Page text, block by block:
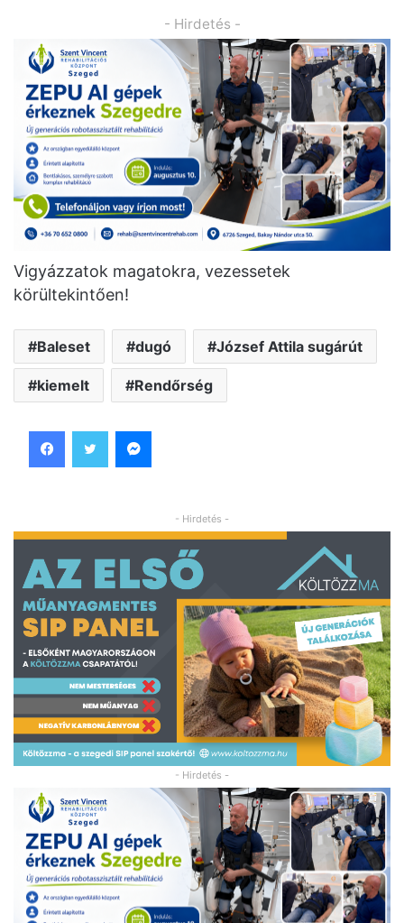
- Hirdetés -
Vigyázzatok magatokra, vezessetek
körültekintően!
Baleset dugó József Attila sugárút
kiemelt Rendőrség
- Hirdetés -
- Hirdetés -